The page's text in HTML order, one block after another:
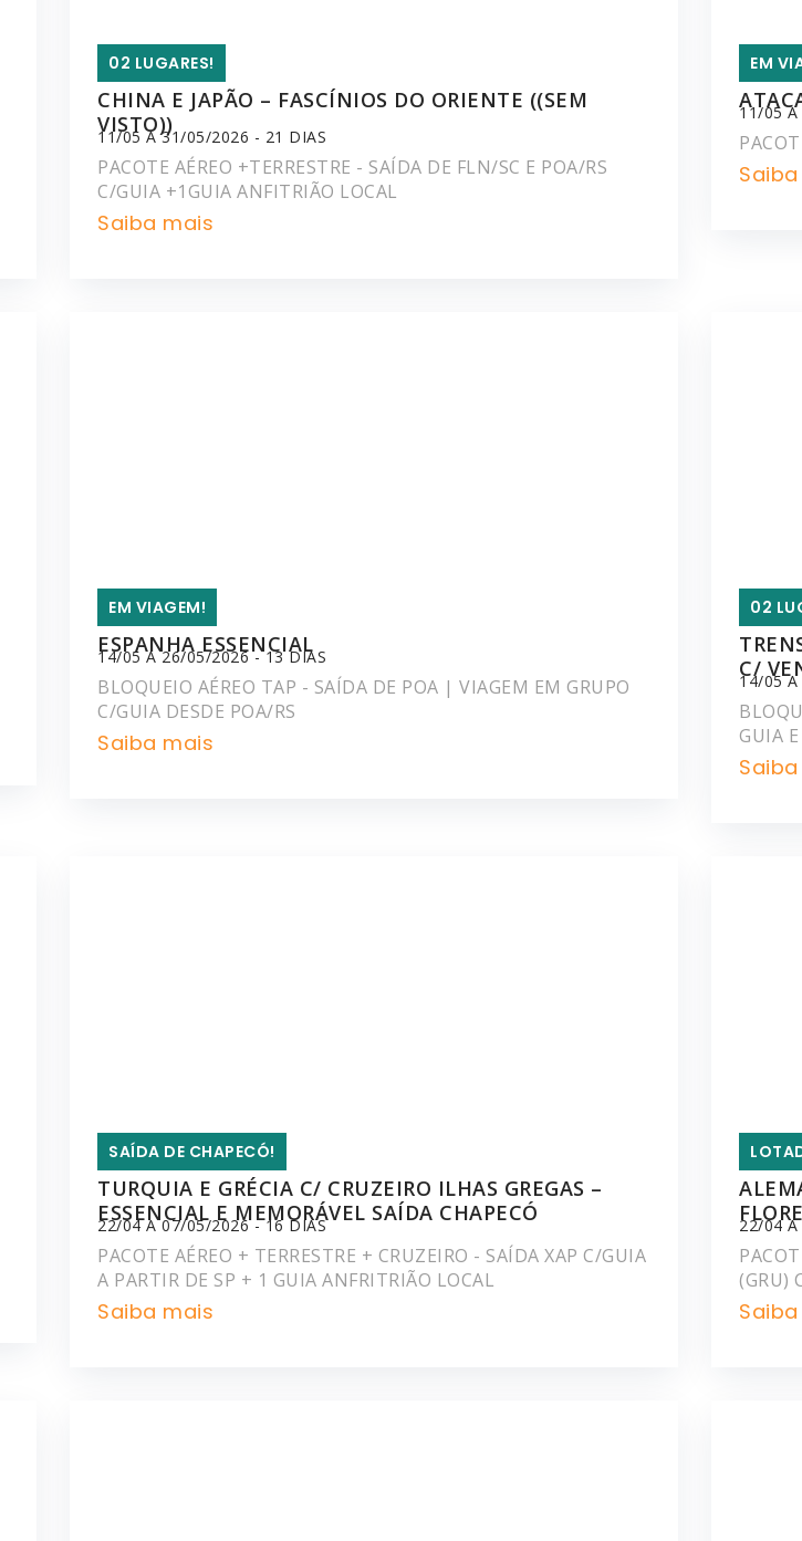
02 LUGARES!
CHINA E JAPÃO – FASCÍNIOS DO ORIENTE ((SEM
VISTO))
11/05 A 31/05/2026 - 21 DIAS
PACOTE AÉREO +TERRESTRE - SAÍDA DE FLN/SC E POA/RS
C/GUIA +1GUIA ANFITRIÃO LOCAL
Saiba mais
EM
11/05
EM VIAGEM!
ESPANHA ESSENCIAL
14/05 A 26/05/2026 - 13 DIAS
BLOQUEIO AÉREO TAP - SAÍDA DE POA | VIAGEM EM GRUPO
C/GUIA DESDE POA/RS
Saiba mais
02
C/
14/05
GUIA
SAÍDA DE CHAPECÓ!
TURQUIA E GRÉCIA C/ CRUZEIRO ILHAS GREGAS –
ESSENCIAL E MEMORÁVEL SAÍDA CHAPECÓ
22/04 A 07/05/2026 - 16 DIAS
PACOTE AÉREO + TERRESTRE + CRUZEIRO - SAÍDA XAP C/GUIA
A PARTIR DE SP + 1 GUIA ANFRITRIÃO LOCAL
Saiba mais
22/04
(GRU)